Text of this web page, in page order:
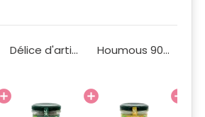
Délice d'artichauts BIO 90g Houmous 90g Bio